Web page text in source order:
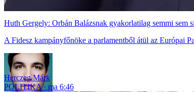
Huth Gergely: Orbán Balázsnak gyakorlatilag semmi sem
A Fidesz kampányfőnöke a parlamentből átül az Európai
Herczeg Márk
POLITIKA
ma 6:46